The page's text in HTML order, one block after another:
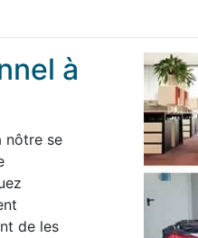
à
nôtre se
de les